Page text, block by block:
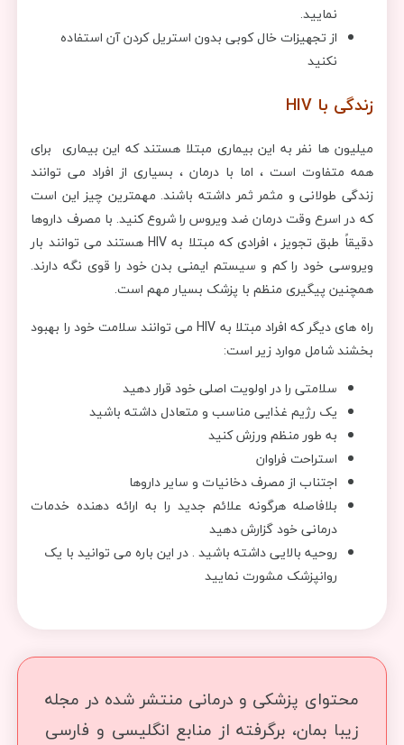
نمایید.
از تجهیزات خال کوبی بدون استریل کردن آن استفاده
نکنید
زندگی با HIV
میلیون ها نفر به این بیماری مبتلا هستند که این بیماری برای
همه متفاوت است ، اما با درمان ، بسیاری از افراد می توانند
زندگی طولانی و مثمر ثمر داشته باشند. مهمترین چیز این است
که در اسرع وقت درمان ضد ویروس را شروع کنید. با مصرف داروها
دقیقاً طبق تجویز ، افرادی که مبتلا به HIV هستند می توانند بار
ویروسی خود را کم و سیستم ایمنی بدن خود را قوی نگه دارند.
همچنین پیگیری منظم با پزشک بسیار مهم است.
راه های دیگر که افراد مبتلا به HIV می توانند سلامت خود را بهبود
بخشند شامل موارد زیر است:
سلامتی را در اولویت اصلی خود قرار دهید
یک رژیم غذایی مناسب و متعادل داشته باشید
به طور منظم ورزش کنید
استراحت فراوان
اجتناب از مصرف دخانیات و سایر داروها
بلافاصله هرگونه علائم جدید را به ارائه دهنده خدمات
درمانی خود گزارش دهید
روحیه بالایی داشته باشید . در این باره می توانید با یک
روانپزشک مشورت نمایید
محتوای پزشکی و درمانی منتشر شده در مجله
زیبا بمان، برگرفته از منابع انگلیسی و فارسی